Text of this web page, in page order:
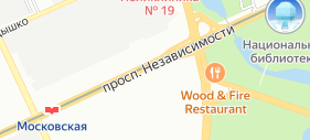
плиткой из Туниса